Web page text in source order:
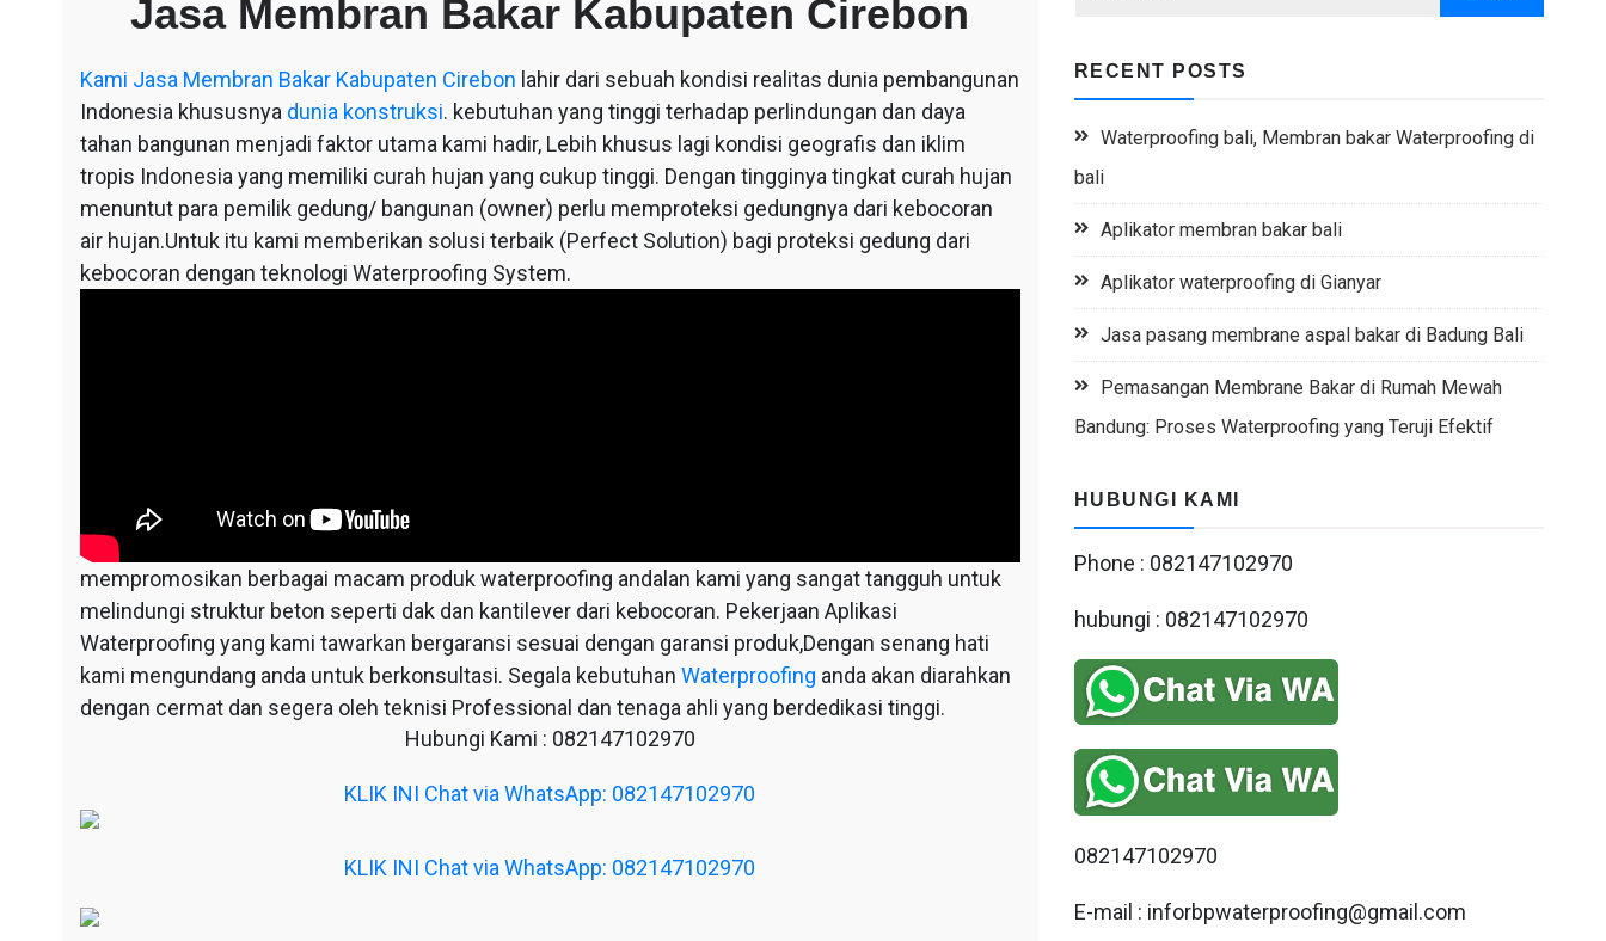
Membran
Bakar
Cirebon
Jasa Membran Bakar Kabupaten Cirebon
Kami Jasa Membran Bakar Kabupaten Cirebon lahir dari sebuah kondisi realitas dunia pembangunan
Indonesia khususnya dunia konstruksi. kebutuhan yang tinggi terhadap perlindungan dan daya
tahan bangunan menjadi faktor utama kami hadir, Lebih khusus lagi kondisi geografis dan iklim
tropis Indonesia yang memiliki curah hujan yang cukup tinggi. Dengan tingginya tingkat curah hujan
menuntut para pemilik gedung/ bangunan (owner) perlu memproteksi gedungnya dari kebocoran
air hujan.Untuk itu kami memberikan solusi terbaik (Perfect Solution) bagi proteksi gedung dari
kebocoran dengan teknologi Waterproofing System.
mempromosikan berbagai macam produk waterproofing andalan kami yang sangat tangguh untuk
melindungi struktur beton seperti dak dan kantilever dari kebocoran. Pekerjaan Aplikasi
Waterproofing yang kami tawarkan bergaransi sesuai dengan garansi produk,Dengan senang hati
kami mengundang anda untuk berkonsultasi. Segala kebutuhan Waterproofing anda akan diarahkan
dengan cermat dan segera oleh teknisi Professional dan tenaga ahli yang berdedikasi tinggi.
Hubungi Kami : 082147102970
KLIK INI Chat via WhatsApp: 082147102970
KLIK INI Chat via WhatsApp: 082147102970
RECENT POSTS
Waterproofing bali, Membran bakar Waterproofing di
bali
Aplikator membran bakar bali
Aplikator waterproofing di Gianyar
Jasa pasang membrane aspal bakar di Badung Bali
Pemasangan Membrane Bakar di Rumah Mewah
Bandung: Proses Waterproofing yang Teruji Efektif
HUBUNGI KAMI
Phone : 082147102970
hubungi : 082147102970
082147102970
E-mail : inforbpwaterproofing@gmail.com